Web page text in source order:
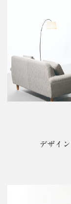
デザイ